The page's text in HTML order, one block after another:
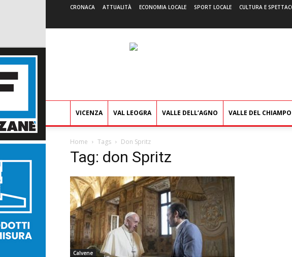
CRONACA ATTUALITÀ ECONOMIA LOCALE SPORT LOCALE CULTURA E
VICENZA VAL LEOGRA VALLE DELL’AGNO VALLE DEL CHIAMPO
Home Tags Don Spritz
Tag: don Spritz
Calvene